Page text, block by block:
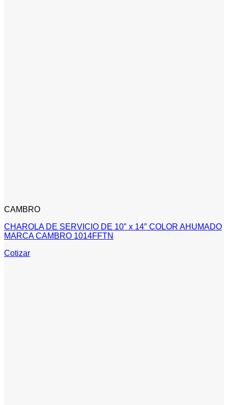
CAMBRO
CHAROLA DE SERVICIO DE 10″ x 14″ COLOR AHUMADO
MARCA CAMBRO 1014FFTN
Cotizar